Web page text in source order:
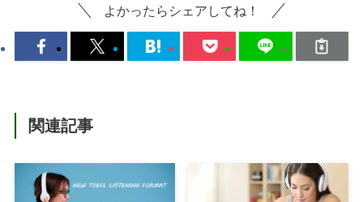
よかったらシェアしてね！
関連記事